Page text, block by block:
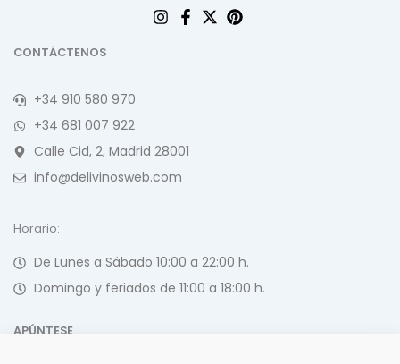
CONTÁCTENOS
+34 910 580 970
+34 681 007 922
Calle Cid, 2, Madrid 28001
info@delivinosweb.com
Horario:
De Lunes a Sábado 10:00 a 22:00 h.
Domingo y feriados de 11:00 a 18:00 h.
APÚNTESE